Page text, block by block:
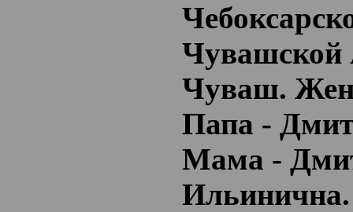
Чуваш.
Папа -
Мама -
Ильинична.